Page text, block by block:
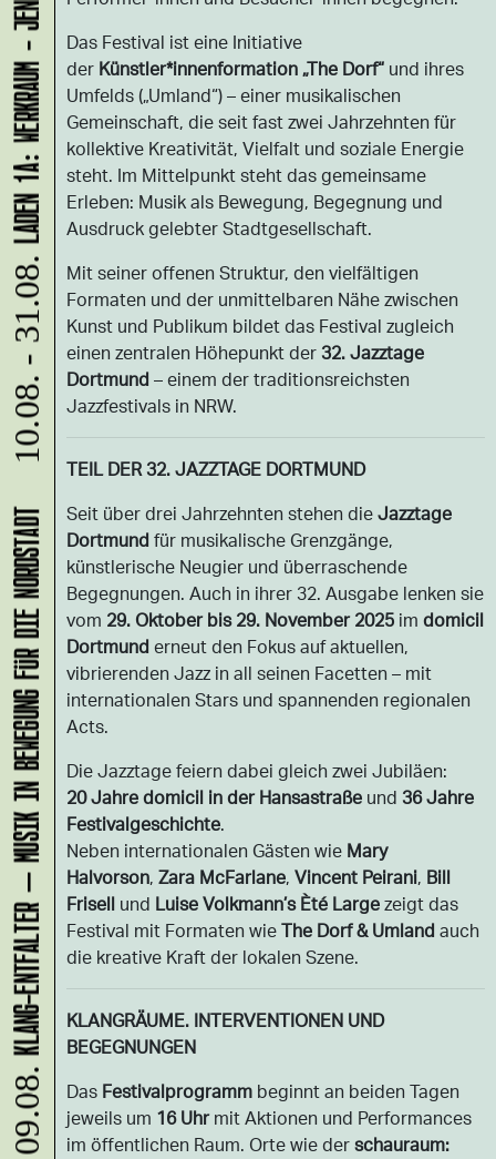
Das Festival ist eine Initiative
der Künstler*innenformation „The Dorf“ und ihres
Umfelds („Umland“) – einer musikalischen
Gemeinschaft, die seit fast zwei Jahrzehnten für
kollektive Kreativität, Vielfalt und soziale Energie
steht. Im Mittelpunkt steht das gemeinsame
Erleben: Musik als Bewegung, Begegnung und
Ausdruck gelebter Stadtgesellschaft.
Mit seiner offenen Struktur, den vielfältigen
Formaten und der unmittelbaren Nähe zwischen
Kunst und Publikum bildet das Festival zugleich
einen zentralen Höhepunkt der32. Jazztage
Dortmund – einem der traditionsreichsten
Jazzfestivals in NRW.
TEIL DER 32. JAZZTAGE DORTMUND
Seit über drei Jahrzehnten stehen dieJazztage
Dortmund für musikalische Grenzgänge,
künstlerische Neugier und überraschende
Begegnungen. Auch in ihrer 32. Ausgabe lenken sie
vom 29. Oktober bis 29. November 2025 im domicil
Dortmund erneut den Fokus auf aktuellen,
vibrierenden Jazz in all seinen Facetten – mit
internationalen Stars und spannenden regionalen
Acts.
Die Jazztage feiern dabei gleich zwei Jubiläen:
20 Jahre domicil in der Hansastraße und 36 Jahre
Festivalgeschichte.
Neben internationalen Gästen wie Mary
Halvorson, Zara McFarlane, Vincent Peirani, Bill
Frisell und Luise Volkmann’s Èté Largezeigt das
Festival mit Formaten wieThe Dorf & Umland auch
die kreative Kraft der lokalen Szene.
KLANGRÄUME. INTERVENTIONEN UND
BEGEGNUNGEN
Das Festivalprogramm beginnt an beiden Tagen
jeweils um 16 Uhrmit Aktionen und Performances
im öffentlichen Raum. Orte wie derschauraum:
09.08.
KLANG-ENTFALTER – MUSIK IN BEWEGUNG FÜR DIE NORDSTADT
10.08. - 31.08.